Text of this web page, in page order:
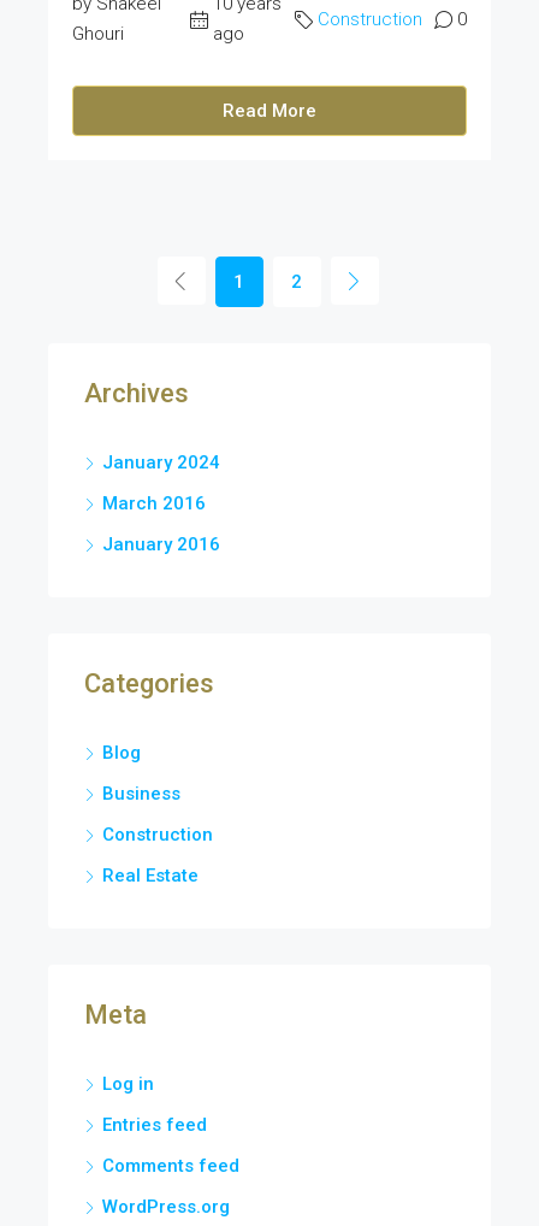
Ghouri
ago
Construction 0
Read More
1 2
Archives
January 2024
March 2016
January 2016
Categories
Blog
Business
Construction
Real Estate
Meta
Log in
Entries feed
Comments feed
WordPress.org